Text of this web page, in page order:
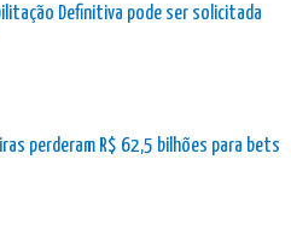
Definitiva pode ser solicitada
perderam R$ 62,5 bilhões para bets